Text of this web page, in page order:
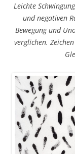
Leichte
und negativen
Bewegung und
verglichen.